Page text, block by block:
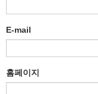
E-mail
홈페이지